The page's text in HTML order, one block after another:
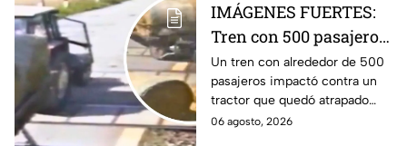
IMÁGENES FUERTES:
Tren con 500 pasajeros
emb1ste tractor que
quedó sobre las vías;
VIDEO muestra el
choque
Un tren con alrededor de 500
pasajeros impactó contra un
tractor que quedó atrapado
sobre las vías en Czarlin,
06 agosto, 2026